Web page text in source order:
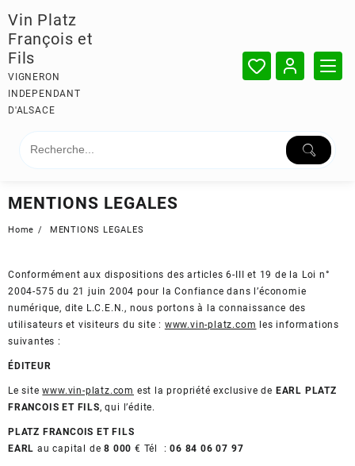
content
Vin Platz
François et
Fils
VIGNERON
INDEPENDANT
D'ALSACE
MENTIONS LEGALES
Home MENTIONS LEGALES
Conformément aux dispositions des articles 6-III et 19 de la Loi n°
2004-575 du 21 juin 2004 pour la Confiance dans l’économie
numérique, dite L.C.E.N., nous portons à la connaissance des
utilisateurs et visiteurs du site : www.vin-platz.com les informations
suivantes :
ÉDITEUR
Le sitewww.vin-platz.com est la propriété exclusive de EARL PLATZ
FRANCOIS ET FILS, qui l’édite.
PLATZ FRANCOIS ET FILS
EARL au capital de8 000€ Tél :06 84 06 07 97